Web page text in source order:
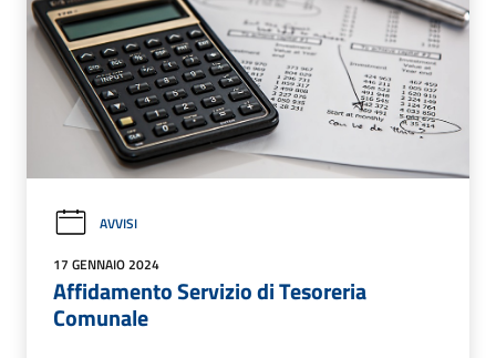
AVVISI
17 GENNAIO 2024
Affidamento Servizio di Tesoreria
Comunale